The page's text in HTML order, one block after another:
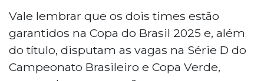
Vale lembrar que os dois times estão
garantidos na Copa do Brasil 2025 e, além
do título, disputam as vagas na Série D do
Campeonato Brasileiro e Copa Verde,